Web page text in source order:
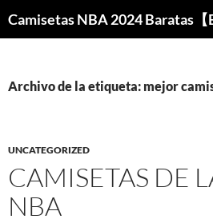
Archivo de la etiqueta: mejor
UNCATEGORIZED
CAMISETAS DE
NBA